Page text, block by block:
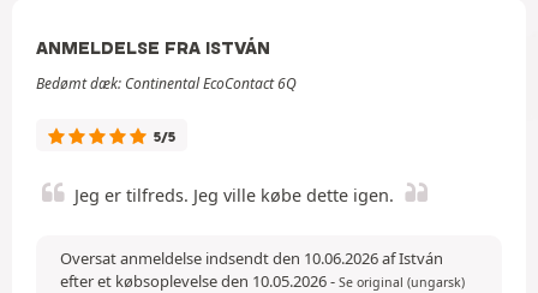
ANMELDELSE FRA ISTVÁN
Bedømt dæk: Continental EcoContact 6Q
5/5
Jeg er tilfreds. Jeg ville købe dette igen.
Oversat anmeldelse indsendt den 10.06.2026 af István
efter et købsoplevelse den 10.05.2026- Se original (ungarsk)